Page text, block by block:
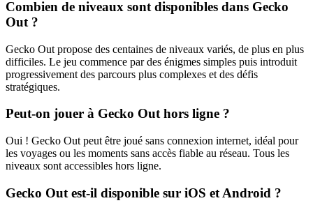
Combien de niveaux sont disponibles dans Gecko
Out ?
Gecko Out propose des centaines de niveaux variés, de plus en plus
difficiles. Le jeu commence par des énigmes simples puis introduit
progressivement des parcours plus complexes et des défis
stratégiques.
Peut-on jouer à Gecko Out hors ligne ?
Oui ! Gecko Out peut être joué sans connexion internet, idéal pour
les voyages ou les moments sans accès fiable au réseau. Tous les
niveaux sont accessibles hors ligne.
Gecko Out est-il disponible sur iOS et Android ?